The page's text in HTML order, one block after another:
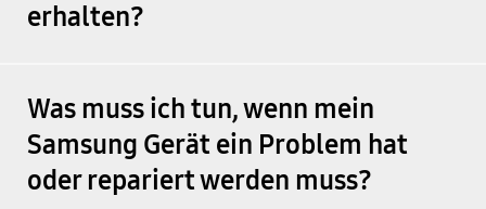
erhalten?
Was muss ich tun, wenn mein
Samsung Gerät ein Problem hat
oder repariert werden muss?